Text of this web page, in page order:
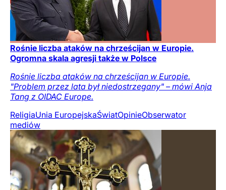
Rośnie liczba ataków na chrześcijan w Europie.
Ogromna skala agresji także w Polsce
Rośnie liczba ataków na chrześcijan w Europie.
"Problem przez lata był niedostrzegany" – mówi Anja
Tang z OIDAC Europe.
ReligiaUnia EuropejskaŚwiatOpinieObserwator
mediów